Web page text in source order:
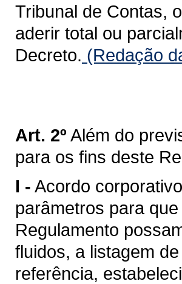
Tribunal de Contas,
aderir total ou
Decreto. (Redação
Art. 2º Além do
para os fins deste
I - Acordo
parâmetros para
Regulamento
fluidos, a listagem
referência,